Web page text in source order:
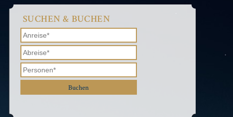
SUCHEN & BUCHEN
Buchen